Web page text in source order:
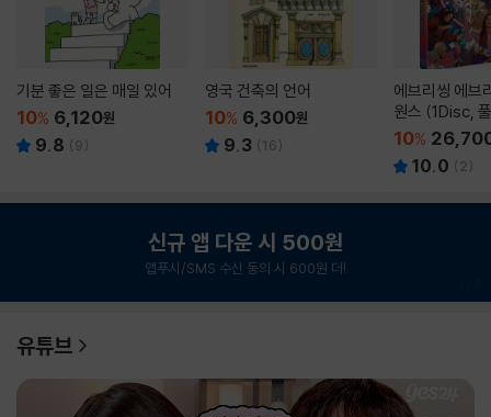
기분 좋은 일은 매일 있어
10% 6,120원
9.8 (9)
영국 건축의 언어
10% 6,300원
9.3 (16)
에브리씽 에브
원스 (1Disc,
판) : 블루레이
10%
10.0 ( 2)
신규 앱 다운 시 500원
앱푸시/SMS 수신 동의 시 600원 더!
유튜브